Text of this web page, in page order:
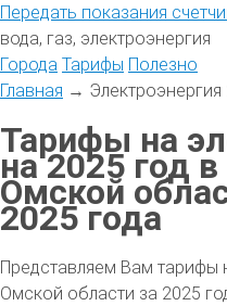
Передать показания
вода, газ, электроэнергия
Города Тарифы Полезно
Главная → Электроэнергия
Тарифы на
на 2025 год
Омской
2025 года
Представляем Вам тарифы
Омской области за 2025